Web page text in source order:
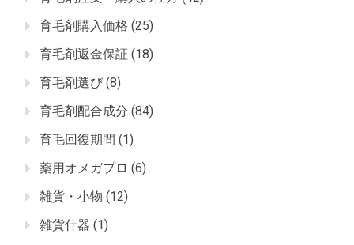
育毛剤購入価格 (25)
育毛剤返金保証 (18)
育毛剤選び (8)
育毛剤配合成分 (84)
育毛回復期間 (1)
薬用オメガプロ (6)
雑貨・小物 (12)
雑貨什器 (1)